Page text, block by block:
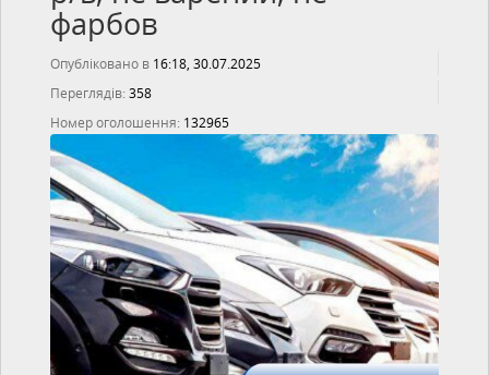
фарбов
Опубліковано в 16:18, 30.07.2025
Переглядів: 358
Номер оголошення: 132965